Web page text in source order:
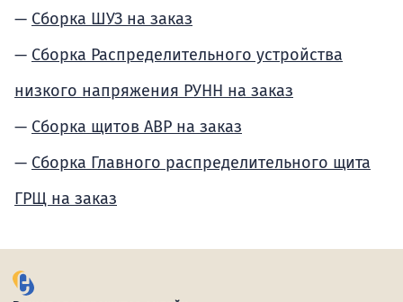
Сборка ШУЗ на заказ
Сборка Распределительного устройства
низкого напряжения РУНН на заказ
Сборка щитов АВР на заказ
Сборка Главного распределительного щита
ГРЩ на заказ